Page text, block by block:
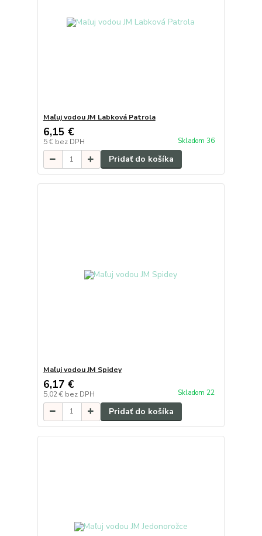
Maľuj vodou JM Labková Patrola
6,15 €
5 € bez DPH Skladom 36
Pridať do košíka
Maľuj vodou JM Spidey
6,17 €
5,02 € bez DPH Skladom 22
Pridať do košíka